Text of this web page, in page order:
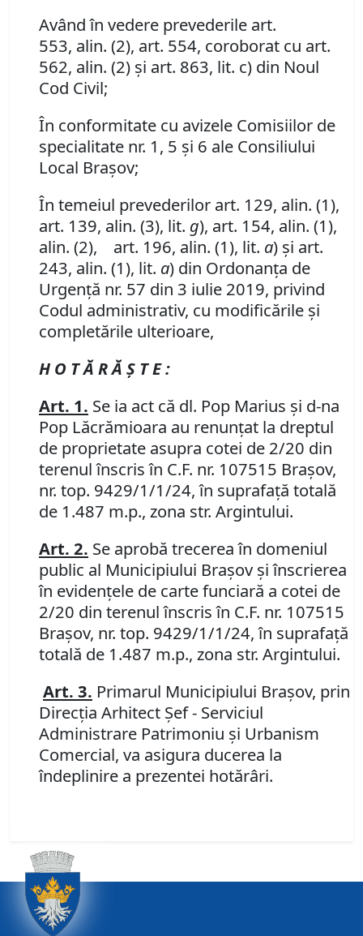
Având în vedere prevederile art.
553, alin. (2), art. 554, coroborat cu art.
562, alin. (2) și art. 863, lit. c) din Noul
Cod Civil;
În conformitate cu avizele Comisiilor de
specialitate nr. 1, 5 și 6 ale Consiliului
Local Brașov;
În temeiul prevederilor art. 129, alin. (1),
art. 139, alin. (3), lit. g), art. 154, alin. (1),
alin. (2), art. 196, alin. (1), lit. a) și art.
243, alin. (1), lit. a) din Ordonanța de
Urgență nr. 57 din 3 iulie 2019, privind
Codul administrativ, cu modificările și
completările ulterioare,
H O T Ă R Ă Ş T E :
Art. 1. Se ia act că dl. Pop Marius și d-na
Pop Lăcrămioara au renunțat la dreptul
de proprietate asupra cotei de 2/20 din
terenul înscris în C.F. nr. 107515 Brașov,
nr. top. 9429/1/1/24, în suprafață totală
de 1.487 m.p., zona str. Argintului.
Art. 2. Se aprobă trecerea în domeniul
public al Municipiului Braşov şi înscrierea
în evidenţele de carte funciară a cotei de
2/20 din terenul înscris în C.F. nr. 107515
Brașov, nr. top. 9429/1/1/24, în suprafață
totală de 1.487 m.p., zona str. Argintului.
Art. 3. Primarul Municipiului Braşov, prin
Direcţia Arhitect Şef - Serviciul
Administrare Patrimoniu şi Urbanism
Comercial, va asigura ducerea la
îndeplinire a prezentei hotărâri.